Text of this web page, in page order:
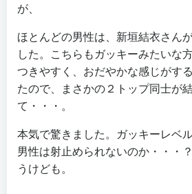
が、
ほとんどの男性は、新垣結衣さん
した。こちらもガッキーみたいな
つきやすく、おだやかな感じがす
たので、まさかの２トップ同士が
て・・・。
本気で驚きました。ガッキーレベ
男性は射止められないのか・・・
うけども。